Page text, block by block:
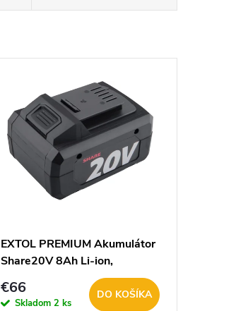
EXTOL PREMIUM Akumulátor
Share20V 8Ah Li-ion,
€66
Skladom 2 ks
DO KOŠÍKA